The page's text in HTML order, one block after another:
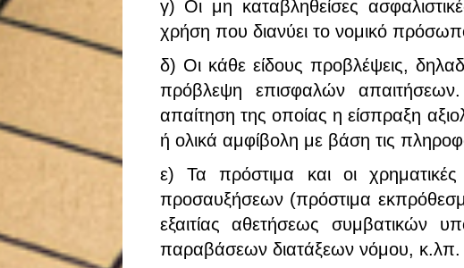
γ) Οι μη καταβληθείσες
χρήση που διανύει το νομικό
δ) Οι κάθε είδους προβλέψεις,
πρόβλεψη επισφαλών
απαίτηση της οποίας η είσπραξη
ή ολικά αμφίβολη με βάση τις
ε) Τα πρόστιμα και οι
προσαυξήσεων (πρόστιμα
εξαιτίας αθετήσεως συμβατικών
παραβάσεων διατάξεων νόμου, κ.λπ.